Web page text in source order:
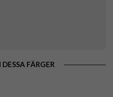
FÄRGER